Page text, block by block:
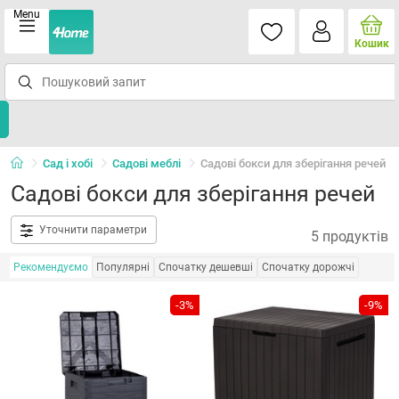
Menu
Кошик
Сад і хобі Садові меблі Садові бокси для зберігання речей
Садові бокси для зберігання речей
Уточнити параметри 5 продуктів
Рекомендуємо Популярні Спочатку дешевші Спочатку дорожчі
-3% -9%